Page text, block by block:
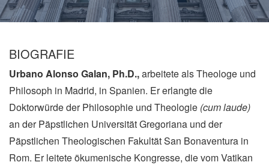
BIOGRAFIE
Urbano Alonso Galan, Ph.D.,arbeitete als Theologe und
Philosoph in Madrid, in Spanien. Er erlangte die
Doktorwürde der Philosophie und Theologie (cum laude)
an der Päpstlichen Universität Gregoriana und der
Päpstlichen Theologischen Fakultät San Bonaventura in
Rom. Er leitete ökumenische Kongresse, die vom Vatikan